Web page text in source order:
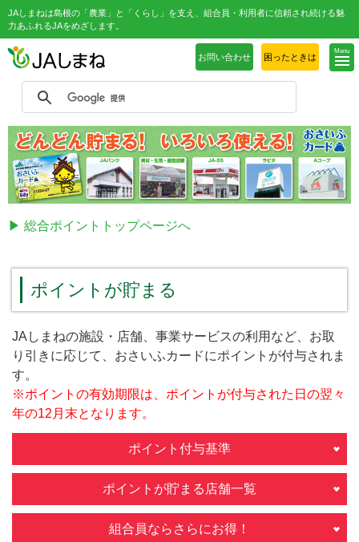
JAしまねは島根の「農業」と「くらし」を支え、組合員・利用者に信頼され続ける魅
力あふれるJAをめざします。
Menu
お問い合わせ 困ったときは
▶ 総合ポイントトップページへ
ポイントが貯まる
JAしまねの施設・店舗、事業サービスの利用など、お取
り引きに応じて、おさいふカードにポイントが付与されま
す。
※ポイントの有効期限は、ポイントが付与された日の翌々
年の12月末となります。
ポイント付与基準
ポイントが貯まる店舗一覧
組合員ならさらにお得！